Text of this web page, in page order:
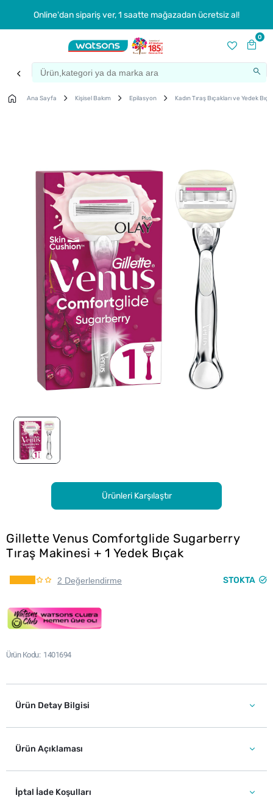
Online'dan sipariş ver, 1 saatte mağazadan ücretsiz al!
0
Ana Sayfa Kişisel Bakım Epilasyon Kadın Tıraş Bıçakları ve Yedek
Ürünleri Karşılaştır
Gillette Venus Comfortglide Sugarberry
Tıraş Makinesi + 1 Yedek Bıçak
2 Değerlendirme STOKTA
Ürün Kodu 1401694
Ürün Detay Bilgisi
Ürün Açıklaması
İptal İade Koşulları